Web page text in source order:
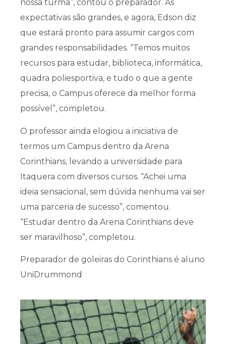
nossa turma”, contou o preparador. As
expectativas são grandes, e agora, Edson diz
que estará pronto para assumir cargos com
grandes responsabilidades. “Temos muitos
recursos para estudar, biblioteca, informática,
quadra poliesportiva, e tudo o que a gente
precisa, o Campus oferece da melhor forma
possível”, completou.
O professor ainda elogiou a iniciativa de
termos um Campus dentro da Arena
Corinthians, levando a universidade para
Itaquera com diversos cursos. “Achei uma
ideia sensacional, sem dúvida nenhuma vai ser
uma parceria de sucesso”, comentou.
“Estudar dentro da Arena Corinthians deve
ser maravilhoso”, completou.
Preparador de goleiras do Corinthians é aluno
UniDrummond